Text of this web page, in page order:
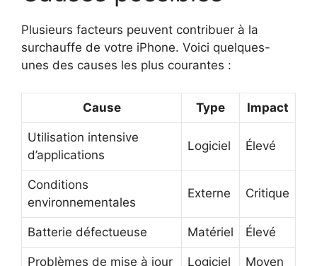
Plusieurs facteurs peuvent contribuer à la
surchauffe de votre iPhone. Voici quelques-
unes des causes les plus courantes :
Cause Type Impact
Utilisation intensive
d’applications
Logiciel Élevé
Conditions
environnementales
Externe Critique
Batterie défectueuse Matériel Élevé
Problèmes de mise à jour Logiciel Moyen